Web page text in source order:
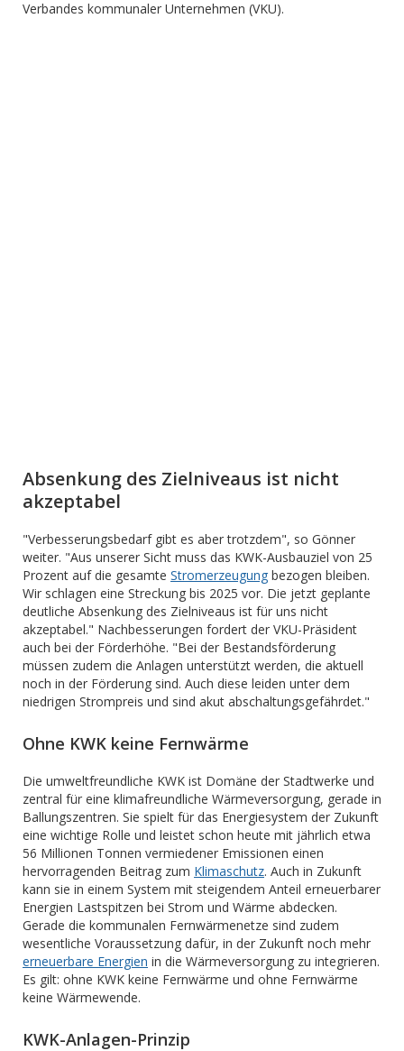
Verbandes kommunaler Unternehmen (VKU).
Absenkung des Zielniveaus ist nicht
akzeptabel
"Verbesserungsbedarf gibt es aber trotzdem", so Gönner
weiter. "Aus unserer Sicht muss das KWK-Ausbauziel von 25
Prozent auf die gesamte Stromerzeugung bezogen bleiben.
Wir schlagen eine Streckung bis 2025 vor. Die jetzt geplante
deutliche Absenkung des Zielniveaus ist für uns nicht
akzeptabel." Nachbesserungen fordert der VKU-Präsident
auch bei der Förderhöhe. "Bei der Bestandsförderung
müssen zudem die Anlagen unterstützt werden, die aktuell
noch in der Förderung sind. Auch diese leiden unter dem
niedrigen Strompreis und sind akut abschaltungsgefährdet."
Ohne KWK keine Fernwärme
Die umweltfreundliche KWK ist Domäne der Stadtwerke und
zentral für eine klimafreundliche Wärmeversorgung, gerade in
Ballungszentren. Sie spielt für das Energiesystem der Zukunft
eine wichtige Rolle und leistet schon heute mit jährlich etwa
56 Millionen Tonnen vermiedener Emissionen einen
hervorragenden Beitrag zum Klimaschutz. Auch in Zukunft
kann sie in einem System mit steigendem Anteil erneuerbarer
Energien Lastspitzen bei Strom und Wärme abdecken.
Gerade die kommunalen Fernwärmenetze sind zudem
wesentliche Voraussetzung dafür, in der Zukunft noch mehr
erneuerbare Energien in die Wärmeversorgung zu integrieren.
Es gilt: ohne KWK keine Fernwärme und ohne Fernwärme
keine Wärmewende.
KWK-Anlagen-Prinzip